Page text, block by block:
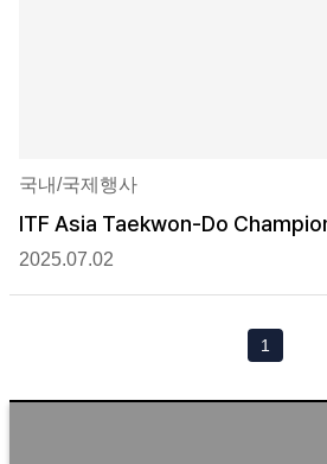
국내/국제행사
ITF Asia Taekwon-Do
Festival 2017
2025.07.02
1